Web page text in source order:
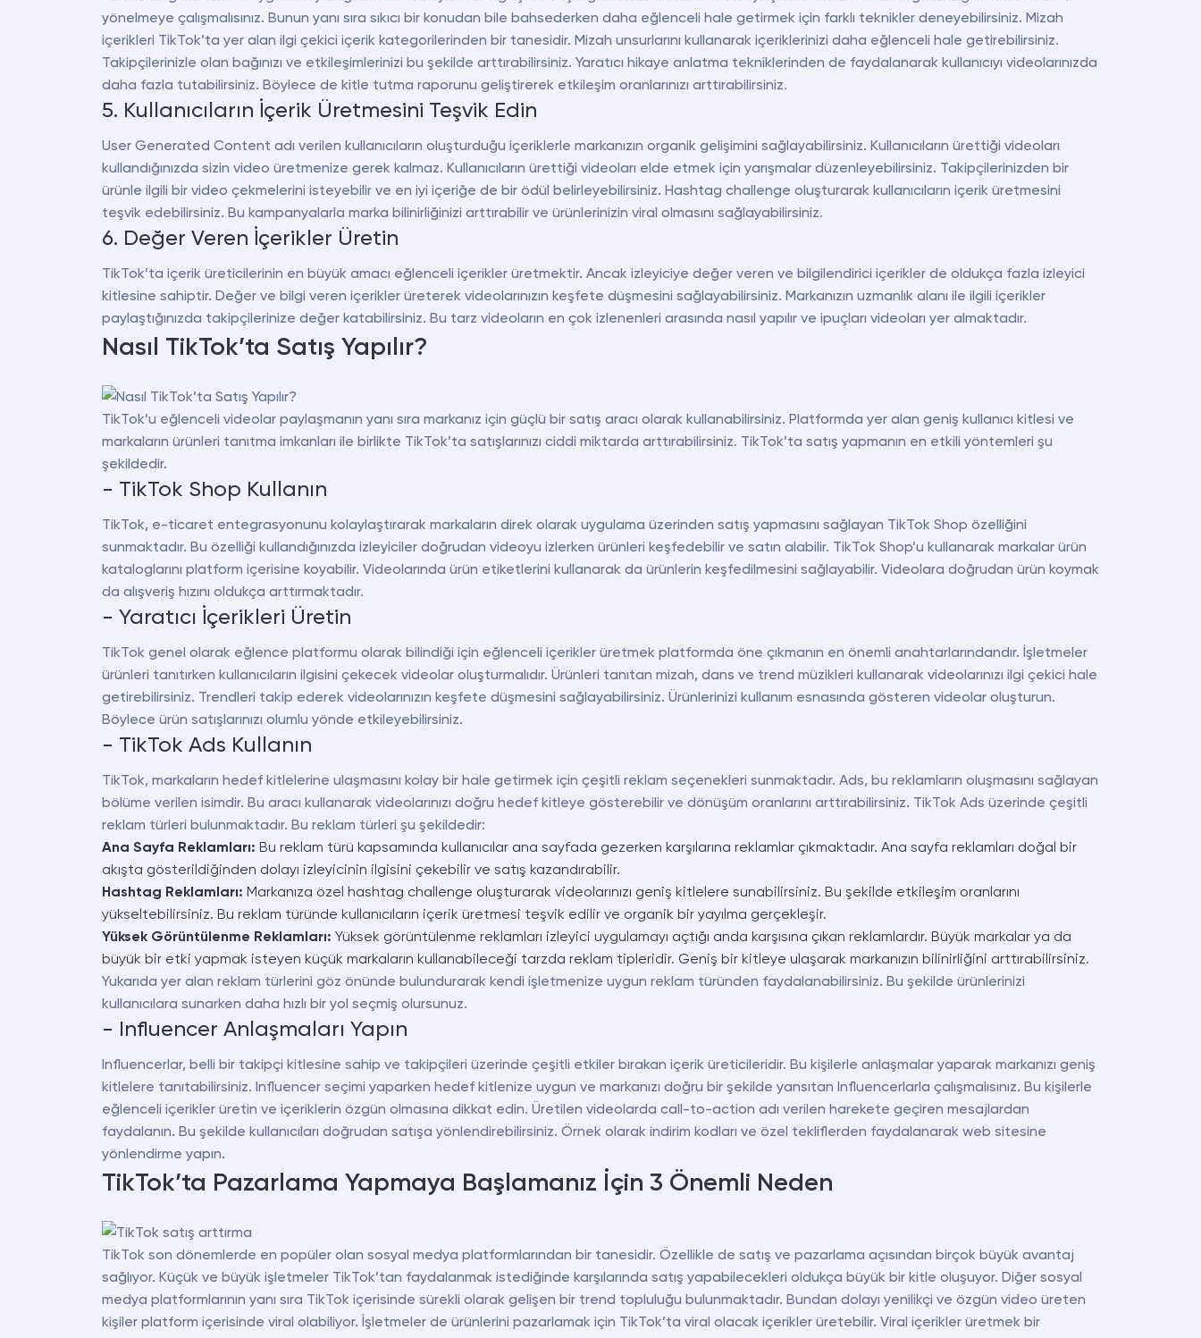
yönelmeye çalışmalısınız. Bunun yanı sıra sıkıcı bir konudan bile bahsederken daha eğlenceli hale getirmek için farklı teknikler deneyebilirsiniz. Mizah
içerikleri TikTok’ta yer alan ilgi çekici içerik kategorilerinden bir tanesidir. Mizah unsurlarını kullanarak içeriklerinizi daha eğlenceli hale getirebilirsiniz.
Takipçilerinizle olan bağınızı ve etkileşimlerinizi bu şekilde arttırabilirsiniz. Yaratıcı hikaye anlatma tekniklerinden de faydalanarak kullanıcıyı videolarınızda
daha fazla tutabilirsiniz. Böylece de kitle tutma raporunu geliştirerek etkileşim oranlarınızı arttırabilirsiniz.
5. Kullanıcıların İçerik Üretmesini Teşvik Edin
User Generated Content adı verilen kullanıcıların oluşturduğu içeriklerle markanızın organik gelişimini sağlayabilirsiniz. Kullanıcıların ürettiği videoları
kullandığınızda sizin video üretmenize gerek kalmaz. Kullanıcıların ürettiği videoları elde etmek için yarışmalar düzenleyebilirsiniz. Takipçilerinizden bir
ürünle ilgili bir video çekmelerini isteyebilir ve en iyi içeriğe de bir ödül belirleyebilirsiniz. Hashtag challenge oluşturarak kullanıcıların içerik üretmesini
teşvik edebilirsiniz. Bu kampanyalarla marka bilinirliğinizi arttırabilir ve ürünlerinizin viral olmasını sağlayabilirsiniz.
6. Değer Veren İçerikler Üretin
TikTok’ta içerik üreticilerinin en büyük amacı eğlenceli içerikler üretmektir. Ancak izleyiciye değer veren ve bilgilendirici içerikler de oldukça fazla izleyici
kitlesine sahiptir. Değer ve bilgi veren içerikler üreterek videolarınızın keşfete düşmesini sağlayabilirsiniz. Markanızın uzmanlık alanı ile ilgili içerikler
paylaştığınızda takipçilerinize değer katabilirsiniz. Bu tarz videoların en çok izlenenleri arasında nasıl yapılır ve ipuçları videoları yer almaktadır.
Nasıl TikTok’ta Satış Yapılır?
TikTok’u eğlenceli videolar paylaşmanın yanı sıra markanız için güçlü bir satış aracı olarak kullanabilirsiniz. Platformda yer alan geniş kullanıcı kitlesi ve
markaların ürünleri tanıtma imkanları ile birlikte TikTok’ta satışlarınızı ciddi miktarda arttırabilirsiniz. TikTok’ta satış yapmanın en etkili yöntemleri şu
şekildedir.
- TikTok Shop Kullanın
TikTok, e-ticaret entegrasyonunu kolaylaştırarak markaların direk olarak uygulama üzerinden satış yapmasını sağlayan TikTok Shop özelliğini
sunmaktadır. Bu özelliği kullandığınızda izleyiciler doğrudan videoyu izlerken ürünleri keşfedebilir ve satın alabilir. TikTok Shop’u kullanarak markalar ürün
kataloglarını platform içerisine koyabilir. Videolarında ürün etiketlerini kullanarak da ürünlerin keşfedilmesini sağlayabilir. Videolara doğrudan ürün koymak
da alışveriş hızını oldukça arttırmaktadır.
- Yaratıcı İçerikleri Üretin
TikTok genel olarak eğlence platformu olarak bilindiği için eğlenceli içerikler üretmek platformda öne çıkmanın en önemli anahtarlarındandır. İşletmeler
ürünleri tanıtırken kullanıcıların ilgisini çekecek videolar oluşturmalıdır. Ürünleri tanıtan mizah, dans ve trend müzikleri kullanarak videolarınızı ilgi çekici hale
getirebilirsiniz. Trendleri takip ederek videolarınızın keşfete düşmesini sağlayabilirsiniz. Ürünlerinizi kullanım esnasında gösteren videolar oluşturun.
Böylece ürün satışlarınızı olumlu yönde etkileyebilirsiniz.
- TikTok Ads Kullanın
TikTok, markaların hedef kitlelerine ulaşmasını kolay bir hale getirmek için çeşitli reklam seçenekleri sunmaktadır. Ads, bu reklamların oluşmasını sağlayan
bölüme verilen isimdir. Bu aracı kullanarak videolarınızı doğru hedef kitleye gösterebilir ve dönüşüm oranlarını arttırabilirsiniz. TikTok Ads üzerinde çeşitli
reklam türleri bulunmaktadır. Bu reklam türleri şu şekildedir:
Ana Sayfa Reklamları: Bu reklam türü kapsamında kullanıcılar ana sayfada gezerken karşılarına reklamlar çıkmaktadır. Ana sayfa reklamları doğal bir
akışta gösterildiğinden dolayı izleyicinin ilgisini çekebilir ve satış kazandırabilir.
Hashtag Reklamları: Markanıza özel hashtag challenge oluşturarak videolarınızı geniş kitlelere sunabilirsiniz. Bu şekilde etkileşim oranlarını
yükseltebilirsiniz. Bu reklam türünde kullanıcıların içerik üretmesi teşvik edilir ve organik bir yayılma gerçekleşir.
Yüksek Görüntülenme Reklamları: Yüksek görüntülenme reklamları izleyici uygulamayı açtığı anda karşısına çıkan reklamlardır. Büyük markalar ya da
büyük bir etki yapmak isteyen küçük markaların kullanabileceği tarzda reklam tipleridir. Geniş bir kitleye ulaşarak markanızın bilinirliğini arttırabilirsiniz.
Yukarıda yer alan reklam türlerini göz önünde bulundurarak kendi işletmenize uygun reklam türünden faydalanabilirsiniz. Bu şekilde ürünlerinizi
kullanıcılara sunarken daha hızlı bir yol seçmiş olursunuz.
- Influencer Anlaşmaları Yapın
Influencerlar, belli bir takipçi kitlesine sahip ve takipçileri üzerinde çeşitli etkiler bırakan içerik üreticileridir. Bu kişilerle anlaşmalar yaparak markanızı geniş
kitlelere tanıtabilirsiniz. Influencer seçimi yaparken hedef kitlenize uygun ve markanızı doğru bir şekilde yansıtan Influencerlarla çalışmalısınız. Bu kişilerle
eğlenceli içerikler üretin ve içeriklerin özgün olmasına dikkat edin. Üretilen videolarda call-to-action adı verilen harekete geçiren mesajlardan
faydalanın. Bu şekilde kullanıcıları doğrudan satışa yönlendirebilirsiniz. Örnek olarak indirim kodları ve özel tekliflerden faydalanarak web sitesine
yönlendirme yapın.
TikTok’ta Pazarlama Yapmaya Başlamanız İçin 3 Önemli Neden
TikTok son dönemlerde en popüler olan sosyal medya platformlarından bir tanesidir. Özellikle de satış ve pazarlama açısından birçok büyük avantaj
sağlıyor. Küçük ve büyük işletmeler TikTok’tan faydalanmak istediğinde karşılarında satış yapabilecekleri oldukça büyük bir kitle oluşuyor. Diğer sosyal
medya platformlarının yanı sıra TikTok içerisinde sürekli olarak gelişen bir trend topluluğu bulunmaktadır. Bundan dolayı yenilikçi ve özgün video üreten
kişiler platform içerisinde viral olabiliyor. İşletmeler de ürünlerini pazarlamak için TikTok’ta viral olacak içerikler üretebilir. Viral içerikler üretmek bir